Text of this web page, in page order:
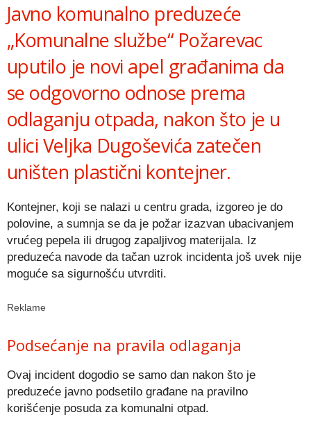
Javno komunalno preduzeće
„Komunalne službe“ Požarevac
uputilo je novi apel građanima da
se odgovorno odnose prema
odlaganju otpada, nakon što je u
ulici Veljka Dugoševića zatečen
uništen plastični kontejner.
Kontejner, koji se nalazi u centru grada, izgoreo je do
polovine, a sumnja se da je požar izazvan ubacivanjem
vrućeg pepela ili drugog zapaljivog materijala. Iz
preduzeća navode da tačan uzrok incidenta još uvek nije
moguće sa sigurnošću utvrditi.
Reklame
Podsećanje na pravila odlaganja
Ovaj incident dogodio se samo dan nakon što je
preduzeće javno podsetilo građane na pravilno
korišćenje posuda za komunalni otpad.